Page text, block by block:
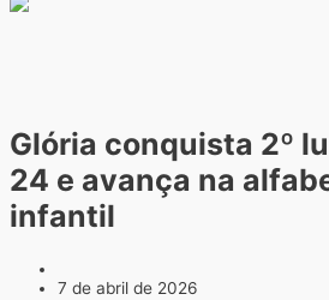
Glória conquista 2º
24 e avança na
infantil
7 de abril de 2026